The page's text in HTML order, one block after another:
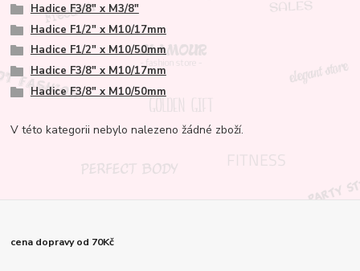
Hadice F3/8" x M3/8"
Hadice F1/2" x M10/17mm
Hadice F1/2" x M10/50mm
Hadice F3/8" x M10/17mm
Hadice F3/8" x M10/50mm
V této kategorii nebylo nalezeno žádné zboží.
cena dopravy od 70Kč